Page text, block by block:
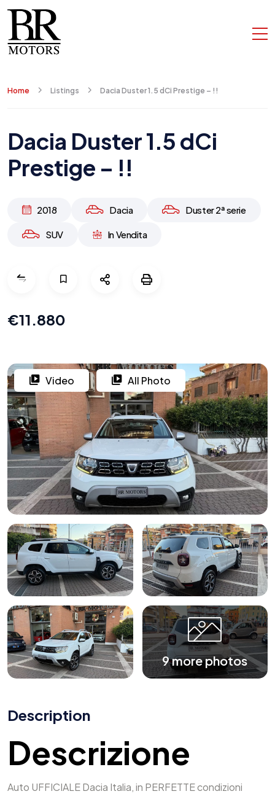
Home Listings Dacia Duster 1.5 dCi Prestige – !!
Dacia Duster 1.5 dCi
Prestige – !!
2018 Dacia Duster 2ª serie
SUV In Vendita
€11.880
Video All Photo
9 more photos
Description
Descrizione
Auto UFFICIALE Dacia Italia, in PERFETTE condizioni